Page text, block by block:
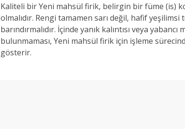
Kaliteli bir Yeni mahsül firik, belirgin bir füme (is)
olmalıdır. Rengi tamamen sarı değil, hafif yeşilimsi
barındırmalıdır. İçinde yanık kalıntısı veya yabancı
bulunmaması, Yeni mahsül firik için işleme
gösterir.